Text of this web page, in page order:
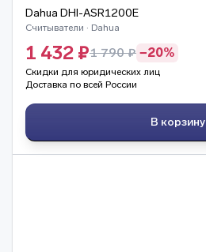
Dahua DHI-ASR1200E
Считыватели · Dahua
1 432 ₽1 790 ₽ −20%
Скидки для юридических лиц
Доставка по всей России
В корзину